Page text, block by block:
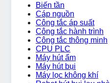
Biến tần
Cáp nguồn
Công tắc áp suất
Công tắc hành trình
Công tắc thông minh
CPU PLC
Máy hút ẩm
Máy hút bụi
Máy lọc không khí